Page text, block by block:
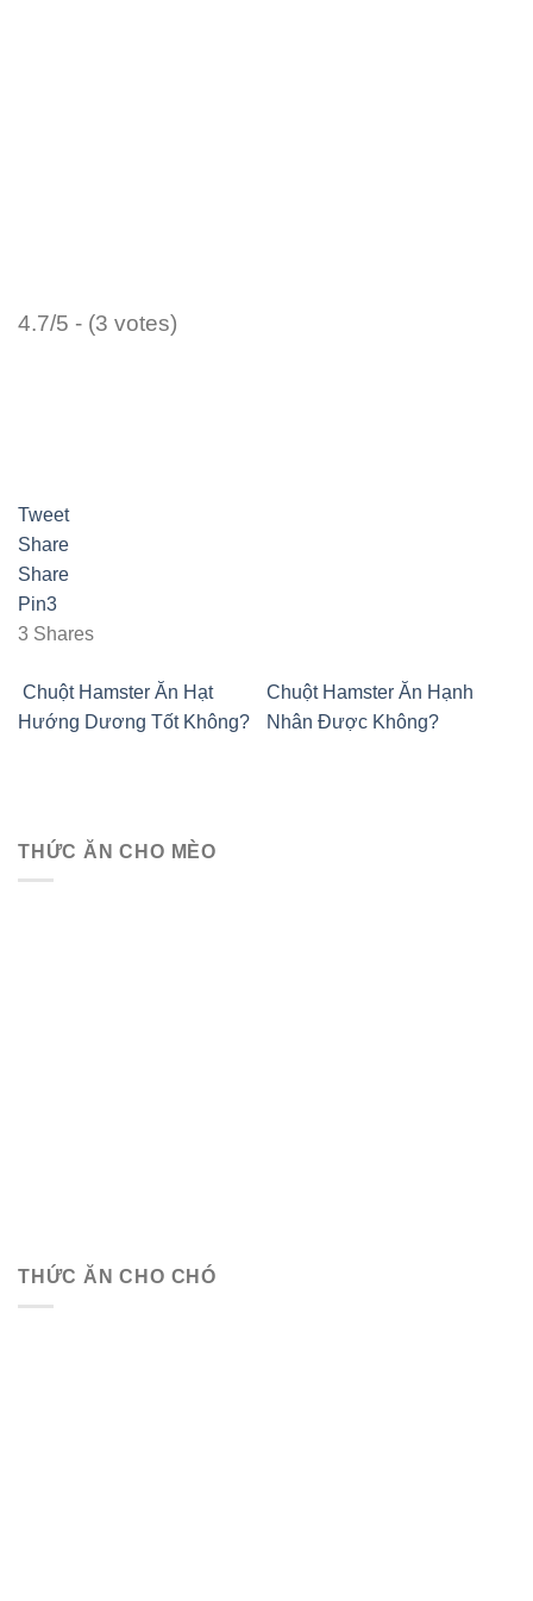
4.7/5 - (3 votes)
Tweet
Share
Share
Pin3
3 Shares
Chuột Hamster Ăn Hạt
Hướng Dương Tốt Không?
Chuột Hamster Ăn Hạnh
Nhân Được Không?
THỨC ĂN CHO MÈO
THỨC ĂN CHO CHÓ